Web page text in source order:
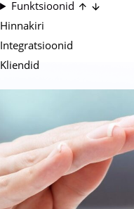
Funktsioonid
Hinnakiri
Integratsioonid
Kliendid